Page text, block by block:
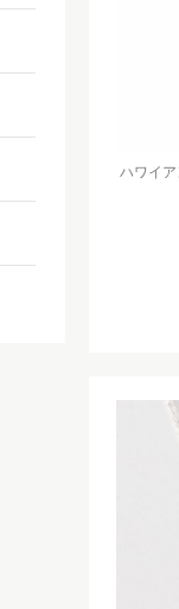
ハワイ